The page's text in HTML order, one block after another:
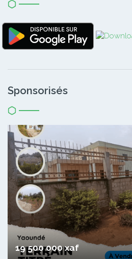
Sponsorisés
19 500 000 xaf